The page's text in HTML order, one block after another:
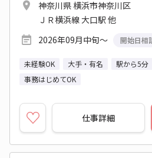
神奈川県 横浜市神奈川区
ＪＲ横浜線 大口駅 他
2026年09月中旬～
開始日相
未経験OK 大手・有名 駅から5分
事務はじめてOK
仕事詳細